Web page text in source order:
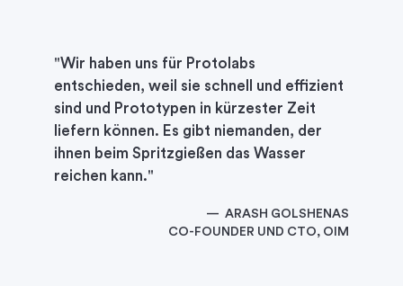
"Wir haben uns für Protolabs
entschieden, weil sie schnell und effizient
sind und Prototypen in kürzester Zeit
liefern können. Es gibt niemanden, der
ihnen beim Spritzgießen das Wasser
reichen kann."
ARASH GOLSHENAS
CO-FOUNDER UND CTO, OIM